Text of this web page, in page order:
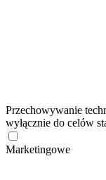
Przechowywanie
wyłącznie do celów
Marketingowe